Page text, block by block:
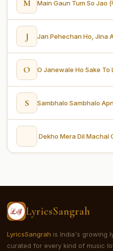
M Main Gaun Tum So Jao
J
O
S
Dekho Mera Dil Machal
LyricsSangrah
LyricsSangrah is India's growing
curated for every kind of music